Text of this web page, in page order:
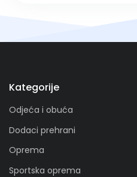
Kategorije
Odjeća i obuća
Dodaci prehrani
Oprema
Sportska oprema